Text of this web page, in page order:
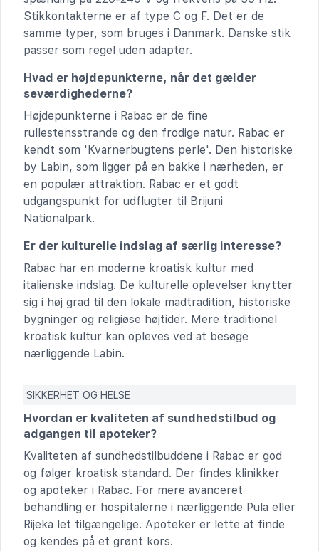
Stikkontakterne er af type C og F. Det er de
samme typer, som bruges i Danmark. Danske stik
passer som regel uden adapter.
Hvad er højdepunkterne, når det gælder
seværdighederne?
Højdepunkterne i Rabac er de fine
rullestensstrande og den frodige natur. Rabac er
kendt som 'Kvarnerbugtens perle'. Den historiske
by Labin, som ligger på en bakke i nærheden, er
en populær attraktion. Rabac er et godt
udgangspunkt for udflugter til Brijuni
Nationalpark.
Er der kulturelle indslag af særlig interesse?
Rabac har en moderne kroatisk kultur med
italienske indslag. De kulturelle oplevelser knytter
sig i høj grad til den lokale madtradition, historiske
bygninger og religiøse højtider. Mere traditionel
kroatisk kultur kan opleves ved at besøge
nærliggende Labin.
SIKKERHET OG HELSE
Hvordan er kvaliteten af sundhedstilbud og
adgangen til apoteker?
Kvaliteten af sundhedstilbuddene i Rabac er god
og følger kroatisk standard. Der findes klinikker
og apoteker i Rabac. For mere avanceret
behandling er hospitalerne i nærliggende Pula eller
Rijeka let tilgængelige. Apoteker er lette at finde
og kendes på et grønt kors.